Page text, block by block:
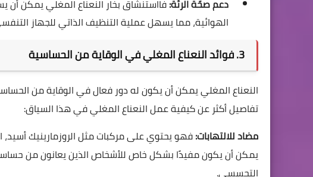
دعم صحّة الرئة:فااستنشاق بخار النعناع المغلي يمكن أن
الهوائية، مما يسهل عملية التنظيف الذاتي للجهاز
3. فوائد النعناع المغلي في الوقاية من الحساسية
النعناع المغلي يمكن أن يكون له دور فعال في الوقاية من
تفاصيل أكثر عن كيفية عمل النعناع المغلي في هذا السياق:
مضاد للالتهابات:فهو يحتوي على مركبات مثل الروزمارينيك
يمكن أن يكون مفيدًا بشكل خاص للأشخاص الذين يعانون من
التحسسي.